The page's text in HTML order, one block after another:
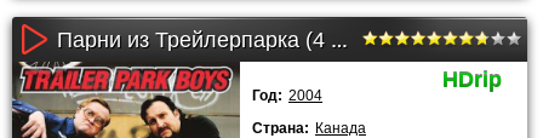
Парни из Трейлерпарка (4 сезон)
HDrip
Год: 2004
Страна: Канада